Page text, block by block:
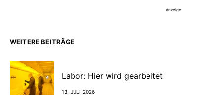
Anzeige
WEITERE BEITRÄGE
Labor: Hier wird gearbeitet
13. JULI 2026